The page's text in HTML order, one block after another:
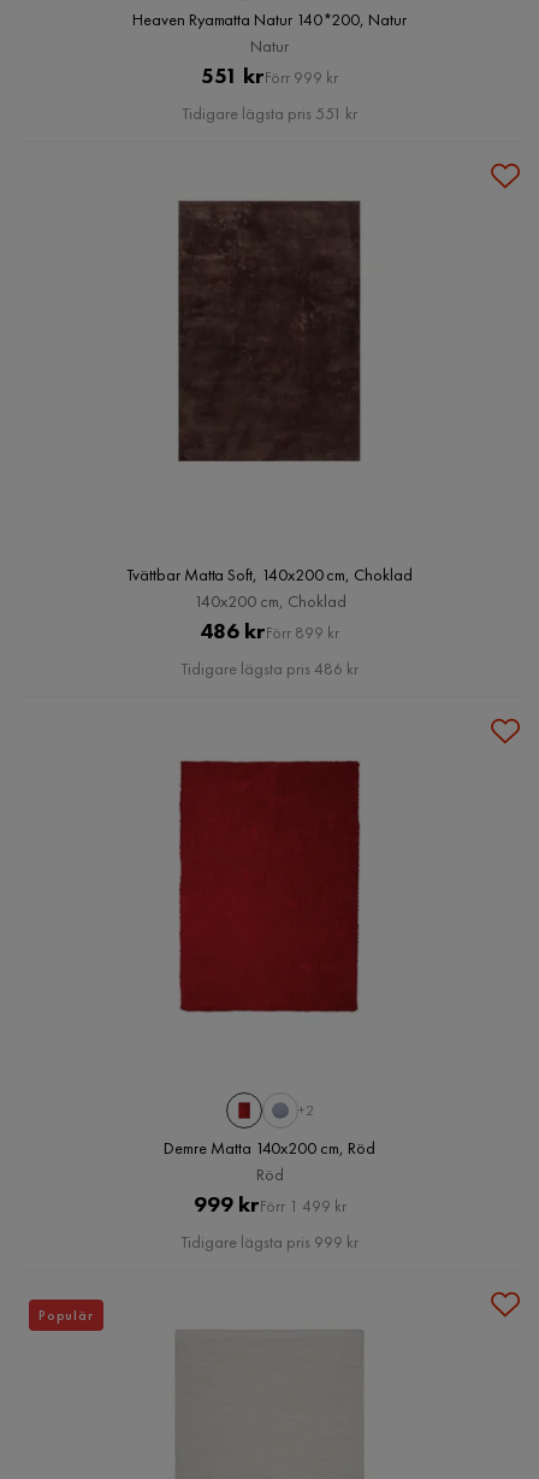
Heaven Ryamatta Natur 140*200, Natur
Natur
Pris
551 krOriginal
Pris
Förr 999 kr
Tidigare lägsta pris 551 kr
Tvättbar Matta Soft, 140x200 cm, Choklad
140x200 cm, Choklad
Pris
486 krOriginal
Pris
Förr 899 kr
Tidigare lägsta pris 486 kr
+2
Demre Matta 140x200 cm, Röd
Röd
Pris
999 kr Original
Pris
Förr 1 499 kr
Tidigare lägsta pris 999 kr
Populär